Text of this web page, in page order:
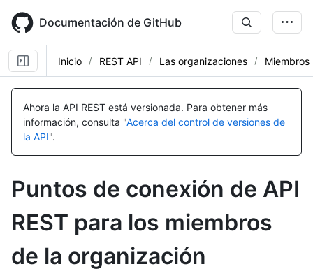
main
content
Documentación de GitHub
Inicio REST API Las organizaciones Miembros
Ahora la API REST está versionada. Para obtener más
información, consulta "Acerca del control de versiones de
la API".
Puntos de conexión de API
REST para los miembros
de la organización
Nombre,
Tipo,
Descripción
Nombre,
Tipo,
Descripción
Nombre,
Tipo,
Descripción
Nombre,
Tipo,
Descripción
Nombre,
Tipo,
Descripción
Nombre,
Tipo,
Descripción
Nombre,
Tipo,
Descripción
Nombre,
Tipo,
Descripción
Nombre,
Tipo,
Descripción
Nombre,
Tipo,
Descripción
Nombre,
Tipo,
Descripción
Nombre,
Tipo,
Descripción
Nombre,
Tipo,
Descripción
Nombre,
Tipo,
Descripción
Nombre,
Tipo,
Descripción
Nombre,
Tipo,
Descripción
Nombre,
Tipo,
Descripción
Nombre,
Tipo,
Descripción
Nombre,
Tipo,
Descripción
Nombre,
Tipo,
Descripción
Nombre,
Tipo,
Descripción
Nombre,
Tipo,
Descripción
Nombre,
Tipo,
Descripción
Nombre,
Tipo,
Descripción
Nombre,
Tipo,
Descripción
Nombre,
Tipo,
Descripción
Nombre,
Tipo,
Descripción
Nombre,
Tipo,
Descripción
Nombre,
Tipo,
Descripción
Nombre,
Tipo,
Descripción